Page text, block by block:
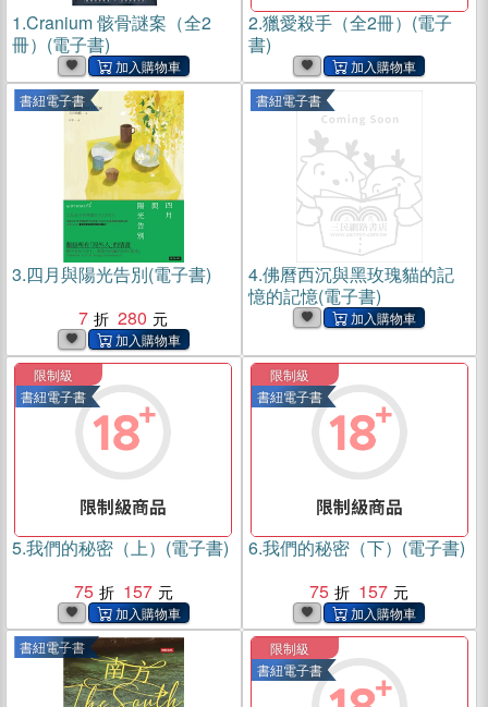
1.Cranium 骸骨謎案（全2
冊）(電子書)
2.獵愛殺手（全2冊）(電子
書)
書紐電子書
3.四月與陽光告別(電子書)
7
280
書紐電子書
4.佛曆西沉與黑玫瑰貓的記
憶的記憶(電子書)
限制級
書紐電子書
5.我們的秘密（上）(電子書)
75
157
限制級
書紐電子書
6.我們的秘密（下）(電子書)
75
157
書紐電子書
限制級
書紐電子書